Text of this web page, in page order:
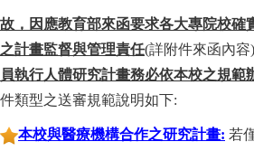
故，因應教育部來函要求各大專院校確
之計畫監督與管理責任(詳附件來函內容)
員執行人體研究計畫務必依本校之規範
件類型之送審規範說明如下:
本校與醫療機構合作之研究計畫: 若